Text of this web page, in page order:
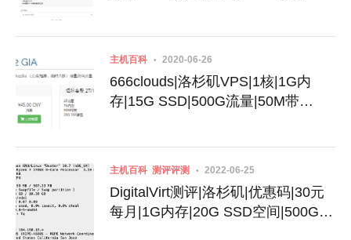
主机百科 2020-06-26
666clouds|洛杉矶VPS|1核|1G内
存|15G SSD|500G流量|50M带
主机百科 测评评测 2022-06-25
DigitalVirt测评|洛杉矶|优惠码|30元
每月|1G内存|20G SSD空间|500G流